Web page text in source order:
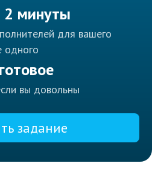
2 минуты
для вашего
одного
вы довольны
задание